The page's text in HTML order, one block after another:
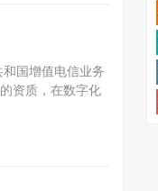
国增值电信业务
资质，在数字化